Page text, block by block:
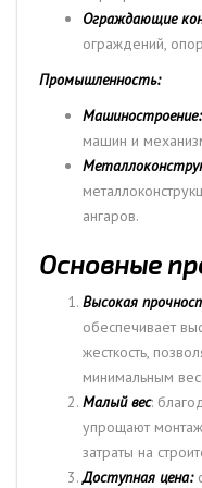
Ограждающие
ограждений,
Промышленность:
Машиностроение:
машин и
ангаров.
Основные
Высокая
обеспечивает
жесткость,
минимальным
Малый вес:
упрощают монтаж
затраты на
Доступная цена: